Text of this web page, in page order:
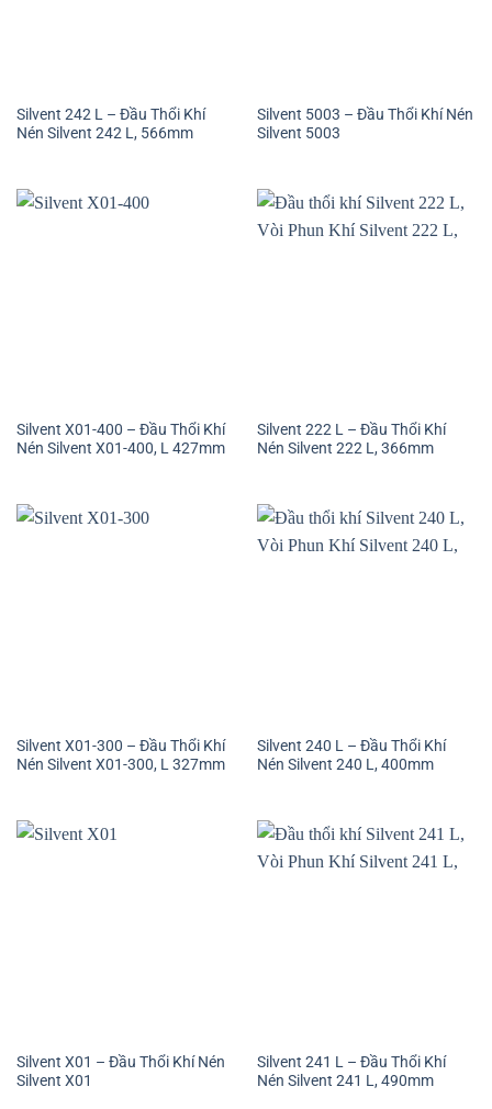
Silvent 242 L – Đầu Thổi Khí
Nén Silvent 242 L, 566mm
Silvent 5003 – Đầu Thổi Khí Nén
Silvent 5003
Silvent X01-400 – Đầu Thổi Khí
Nén Silvent X01-400, L 427mm
Silvent 222 L – Đầu Thổi Khí
Nén Silvent 222 L, 366mm
Silvent X01-300 – Đầu Thổi Khí
Nén Silvent X01-300, L 327mm
Silvent 240 L – Đầu Thổi Khí
Nén Silvent 240 L, 400mm
Silvent X01 – Đầu Thổi Khí Nén
Silvent X01
Silvent 241 L – Đầu Thổi Khí
Nén Silvent 241 L, 490mm